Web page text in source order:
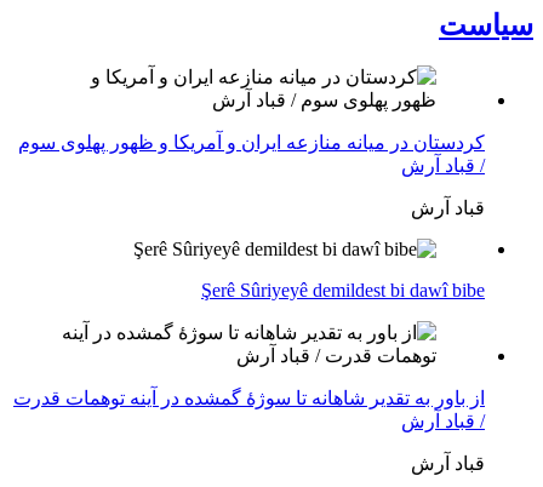
سیاست
کردستان در میانه منازعە ایران و آمریکا و ظهور پهلوی سوم
/ قباد آرش
قباد آرش
Şerê Sûriyeyê demildest bi dawî bibe
از باور بە تقدیر شاهانه تا سوژهٔ گمشده در آینه توهمات قدرت
/ قباد آرش
قباد آرش